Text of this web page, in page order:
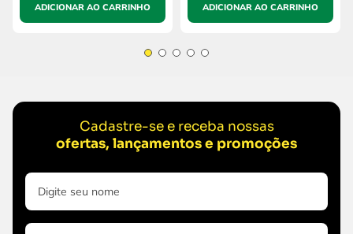
ADICIONAR AO CARRINHO ADICIONAR AO CARRINHO
Cadastre-se e receba nossas
ofertas, lançamentos e promoções